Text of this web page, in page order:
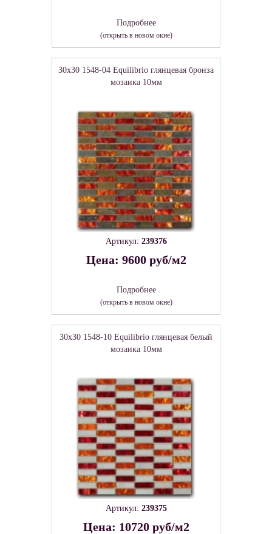
Подробнее
(открыть в новом окне)
30x30 1548-04 Equilibrio глянцевая бронза
мозаика 10мм
Артикул: 239376
Цена: 9600 руб/м2
Подробнее
(открыть в новом окне)
30x30 1548-10 Equilibrio глянцевая белый
мозаика 10мм
Артикул: 239375
Цена: 10720 руб/м2